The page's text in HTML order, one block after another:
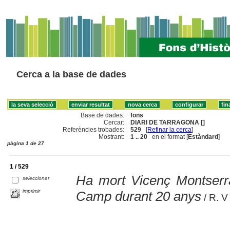
Cerca a la base de dades
Base de dades:
fons
Cercar:
DIARI DE TARRAGONA []
Referències trobades:
529 [Refinar la cerca]
Mostrant:
1 .. 20 en el format [Estàndard]
pàgina 1 de 27
1 / 529
seleccionar
imprimir
Ha mort Vicenç
Camp durant 20 anys/ R. V